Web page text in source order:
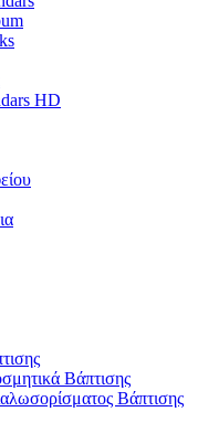
HD
Βάπτισης
Βάπτισης